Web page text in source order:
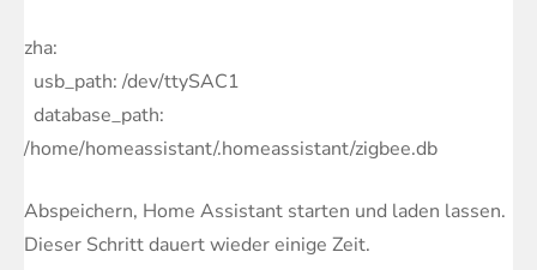
zha:
usb_path: /dev/ttySAC1
database_path:
/home/homeassistant/.homeassistant/zigbee.db
Abspeichern, Home Assistant starten und laden lassen.
Dieser Schritt dauert wieder einige Zeit.